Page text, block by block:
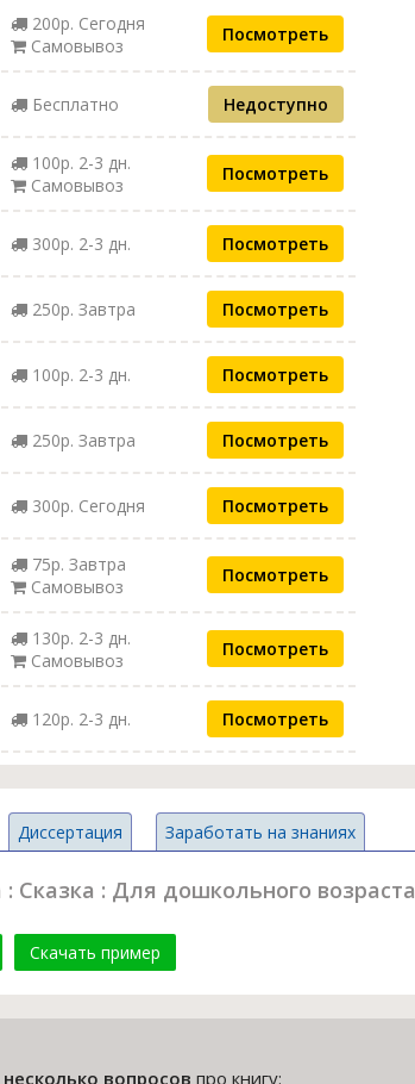
200р. Сегодня
Самовывоз
Посмотреть
Бесплатно Недоступно
100р. 2-3 дн.
Самовывоз
Посмотреть
300р. 2-3 дн. Посмотреть
250р. Завтра Посмотреть
100р. 2-3 дн. Посмотреть
250р. Завтра Посмотреть
300р. Сегодня Посмотреть
75р. Завтра
Самовывоз
Посмотреть
130р. 2-3 дн.
Самовывоз
Посмотреть
120р. 2-3 дн. Посмотреть
Диссертация Заработать на знаниях
Сказка : Для дошкольного возраста
Скачать пример
несколько вопросов про книгу: